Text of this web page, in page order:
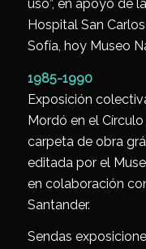
uso”, en apoyo de
Hospital San
Sofía, hoy Museo
1985-1990
Exposición
Mordó en el
carpeta de obra
editada por el
en colaboración
Santander.
Sendas